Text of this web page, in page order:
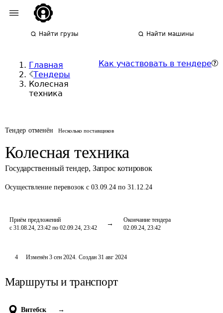
Найти грузы Найти машины
Главная
Тендеры
Колесная
техника
Как участвовать в тендере
Тендер отменён Несколько поставщиков
Колесная техника
Государственный тендер, Запрос котировок
Осуществление перевозок с 03.09.24 по 31.12.24
Приём предложений
с 31.08.24, 23:42 по 02.09.24, 23:42
Окончание тендера
02.09.24, 23:42
4 Изменён 3 сен 2024. Создан 31 авг 2024
Маршруты и транспорт
Витебск →